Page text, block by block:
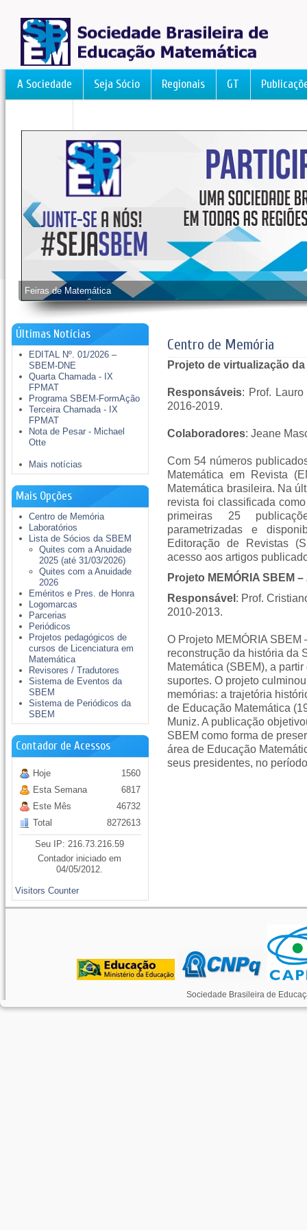
A Sociedade Seja Sócio Regionais GT
Feiras de Matemática
Últimas Notícias
EDITAL Nº. 01/2026 –
SBEM-DNE
Quarta Chamada - IX
FPMAT
Programa SBEM-FormAção
Terceira Chamada - IX
FPMAT
Nota de Pesar - Michael
Otte
Mais notícias
Mais Opções
Centro de Memória
Laboratórios
Lista de Sócios da SBEM
Quites com a Anuidade
2025 (até 31/03/2026)
Quites com a Anuidade
2026
Eméritos e Pres. de Honra
Logomarcas
Parcerias
Periódicos
Projetos pedagógicos de
cursos de Licenciatura em
Matemática
Revisores / Tradutores
Sistema de Eventos da
SBEM
Sistema de Periódicos da
SBEM
Contador de Acessos
Hoje
Esta Semana
Este Mês
Total
1560
6817
46732
8272613
Seu IP: 216.73.216.59
Contador iniciado em
04/05/2012.
Visitors Counter
Centro de Memória
Projeto de virtualização
Responsáveis: Prof.
2016-2019.
Colaboradores: Jeane
Com 54 números
Matemática em Revista
Matemática brasileira. Na
revista foi classificada
primeiras 25
parametrizadas e
Editoração de Revistas
acesso aos artigos
Projeto MEMÓRIA SBEM –
Responsável : Prof.
2010-2013.
O Projeto MEMÓRIA
reconstrução da história da
Matemática (SBEM), a
suportes. O projeto
memórias: a trajetória
de Educação Matemática
Muniz. A publicação
SBEM como forma de
área de Educação
seus presidentes, no
Sociedade Brasileira de